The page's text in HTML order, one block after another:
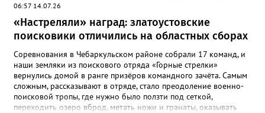
06:57 14.07.26
«Настреляли» наград: златоустовские
поисковики отличились на областных сборах
Соревнования в Чебаркульском районе собрали 17 команд, и
наши земляки из поискового отряда «Горные стрелки»
вернулись домой в ранге призёров командного зачёта. Самым
сложным, рассказывают в отряде, стало преодоление военно-
поисковой тропы, где нужно было ползти под сеткой,
переходить озеро вброд, метать ножи и гранаты, оказывать